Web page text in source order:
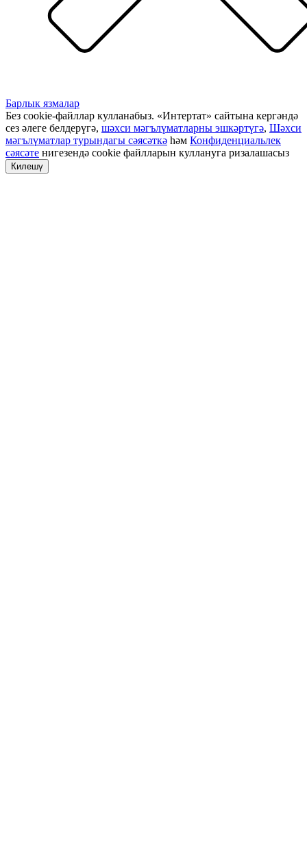
Барлык язмалар
Без cookie-файллар кулланабыз. «Интертат» сайтына кергәндә
сез әлеге белдерүгә, шәхси мәгълүматларны эшкәртүгә, Шәхси
мәгълүматлар турындагы сәясәткә һәм Конфиденциальлек
сәясәте нигезендә cookie файлларын куллануга ризалашасыз
Килешү